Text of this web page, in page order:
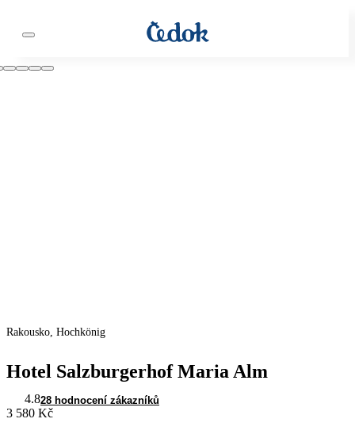
Rakousko, Hochkönig
Hotel Salzburgerhof Maria Alm
4.828 hodnocení zákazníků
3 580 Kč